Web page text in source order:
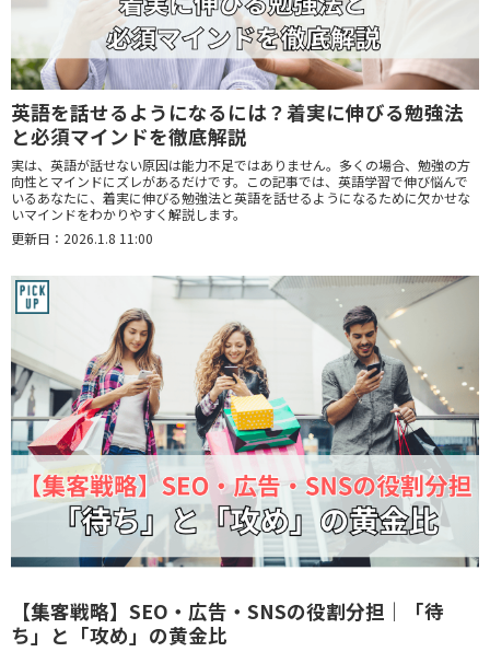
英語を話せるようになるには？着実に伸びる勉強法
と必須マインドを徹底解説
実は、英語が話せない原因は能力不足ではありません。多くの場合、勉強の方
向性とマインドにズレがあるだけです。この記事では、英語学習で伸び悩んで
いるあなたに、着実に伸びる勉強法と英語を話せるようになるために欠かせな
いマインドをわかりやすく解説します。
更新日：2026.1.8 11:00
【集客戦略】SEO・広告・SNSの役割分担｜「待
ち」と「攻め」の黄金比